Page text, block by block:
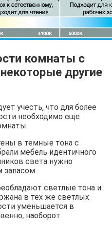
комнаты с
другие
учесть, что для более
необходимо еще
в темные тона с
мебель идентичного
света нужно
запасом.
светлые тона и
в тех же светлых
уменьшается в
наоборот.